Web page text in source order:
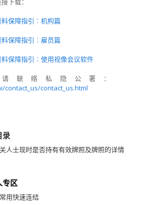
保障指引︰机构篇
保障指引︰雇员篇
保障指引︰使用视像会议软件
联络私隐公署：
contact_us/contact_us.html
录
人士现时是否持有有效牌照及牌照的详情
专区
用快速连结